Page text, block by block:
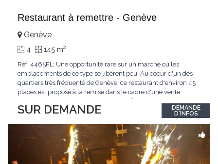
Restaurant à remettre - Genève
SUR DEMANDE
Genève
4 145 m2
Réf. 4465FL: Une opportunité rare sur un marché où les
emplacements de ce type se libèrent peu. Au coeur d'un des
quartiers très fréquenté de Genève. ce restaurant d'environ 45
places est proposé à la remise dans le cadre d'une vente
d'exploitation. terrasse. cuisine professionnelle équipée et bail
commercial en cours. L'établissement...
DEMANDE
D'INFOS